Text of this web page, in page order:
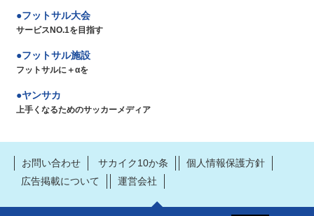
フットサル大会
サービスNO.1を目指す
フットサル施設
フットサルに＋αを
ヤンサカ
上手くなるためのサッカーメディア
お問い合わせ サカイク10か条
個人情報保護方針
広告掲載について
運営会社